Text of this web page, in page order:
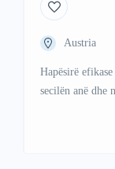
Austria
Hapësirë
secilën anë dhe